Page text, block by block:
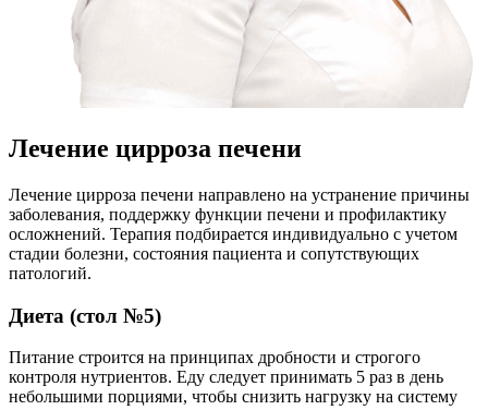
Лечение цирроза печени
Лечение цирроза печени направлено на устранение причины
заболевания, поддержку функции печени и профилактику
осложнений. Терапия подбирается индивидуально с учетом
стадии болезни, состояния пациента и сопутствующих
патологий.
Диета (стол №5)
Питание строится на принципах дробности и строгого
контроля нутриентов. Еду следует принимать 5 раз в день
небольшими порциями, чтобы снизить нагрузку на систему